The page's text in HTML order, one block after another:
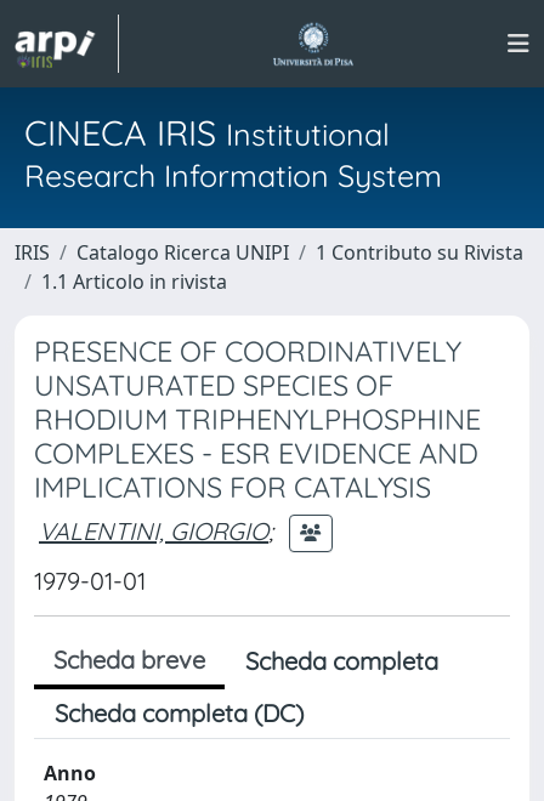
CINECA IRIS Institutional
Research Information System
IRIS Catalogo Ricerca UNIPI
1 Contributo su Rivista
1.1 Articolo in rivista
PRESENCE OF COORDINATIVELY
UNSATURATED SPECIES OF
RHODIUM TRIPHENYLPHOSPHINE
COMPLEXES - ESR EVIDENCE AND
IMPLICATIONS FOR CATALYSIS
VALENTINI, GIORGIO;
1979-01-01
Scheda breve
Scheda completa
Scheda completa (DC)
Anno